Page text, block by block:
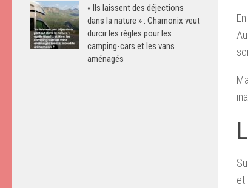
et
« Ils laissent des déjections
dans la nature » : Chamonix veut
durcir les règles pour les
camping-cars et les vans
aménagés